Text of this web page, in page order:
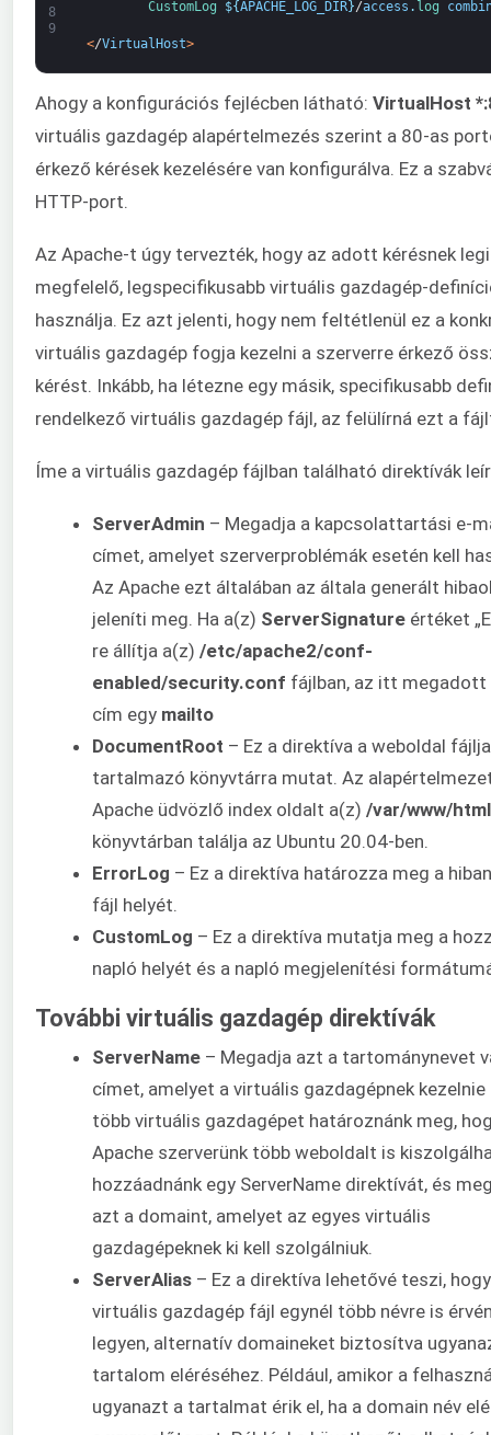
8
9
CustomLog ${APACHE_LOG_DIR}/access . log
</VirtualHost>
Ahogy a konfigurációs fejlécben látható: VirtualHost
virtuális gazdagép alapértelmezés szerint a 80-as
érkező kérések kezelésére van konfigurálva. Ez a
HTTP-port.
Az Apache-t úgy tervezték, hogy az adott kérésnek
megfelelő, legspecifikusabb virtuális gazdagép-
használja. Ez azt jelenti, hogy nem feltétlenül ez a
virtuális gazdagép fogja kezelni a szerverre érkező
kérést. Inkább, ha létezne egy másik, specifikusabb
rendelkező virtuális gazdagép fájl, az felülírná ezt a
Íme a virtuális gazdagép fájlban található direktívák
ServerAdmin – Megadja a kapcsolattartási e-
címet, amelyet szerverproblémák esetén kell
Az Apache ezt általában az általa generált
jeleníti meg. Ha a(z) ServerSignature értéket
re állítja a(z) /etc/apache2/conf-
enabled/security.conf fájlban, az itt megadott
cím egy mailto
DocumentRoot – Ez a direktíva a weboldal
tartalmazó könyvtárra mutat. Az
Apache üdvözlő index oldalt a(z) /var/www/html
könyvtárban találja az Ubuntu 20.04-ben.
ErrorLog – Ez a direktíva határozza meg a
fájl helyét.
CustomLog – Ez a direktíva mutatja meg a
napló helyét és a napló megjelenítési
További virtuális gazdagép direktívák
ServerName – Megadja azt a tartománynevet
címet, amelyet a virtuális gazdagépnek kezelnie
több virtuális gazdagépet határoznánk meg,
Apache szerverünk több weboldalt is
hozzáadnánk egy ServerName direktívát, és
azt a domaint, amelyet az egyes virtuális
gazdagépeknek ki kell szolgálniuk.
ServerAlias – Ez a direktíva lehetővé teszi,
virtuális gazdagép fájl egynél több névre is
legyen, alternatív domaineket biztosítva
tartalom eléréséhez. Például, amikor a
ugyanazt a tartalmat érik el, ha a domain név